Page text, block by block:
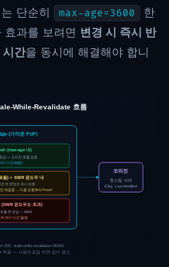
단순히
max-age=3600
한
효과를 보려면 변경 시 즉시 반
시간을 동시에 해결해야 합니